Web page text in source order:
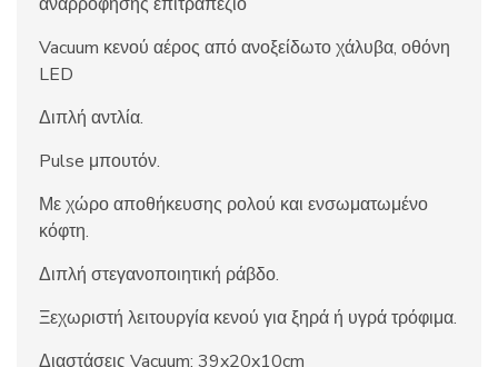
Vacuum κενού αέρος από ανοξείδωτο χάλυβα, οθόνη
LED
Διπλή αντλία.
Pulse μπουτόν.
Με χώρο αποθήκευσης ρολού και ενσωματωμένο
κόφτη.
Διπλή στεγανοποιητική ράβδο.
Ξεχωριστή λειτουργία κενού για ξηρά ή υγρά τρόφιμα.
Διαστάσεις Vacuum: 39x20x10cm